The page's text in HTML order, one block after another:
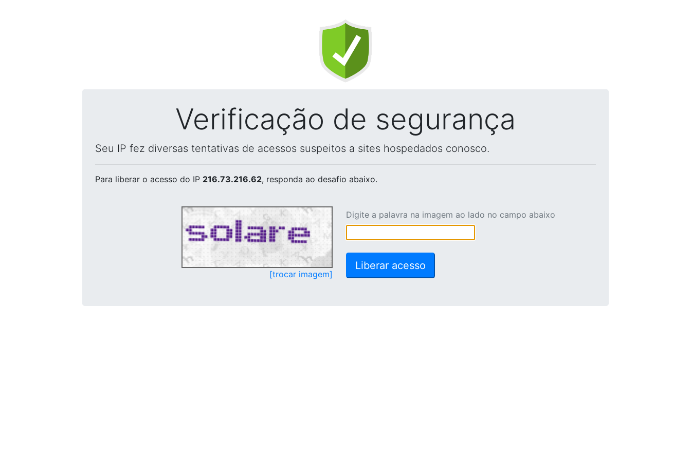
Verificação de segurança
Seu IP fez diversas tentativas de acessos suspeitos a sites hospedados conosco.
Para liberar o acesso do IP 216.73.216.62, responda ao desafio abaixo.
[trocar imagem]
Digite a palavra na imagem ao lado no campo abaixo